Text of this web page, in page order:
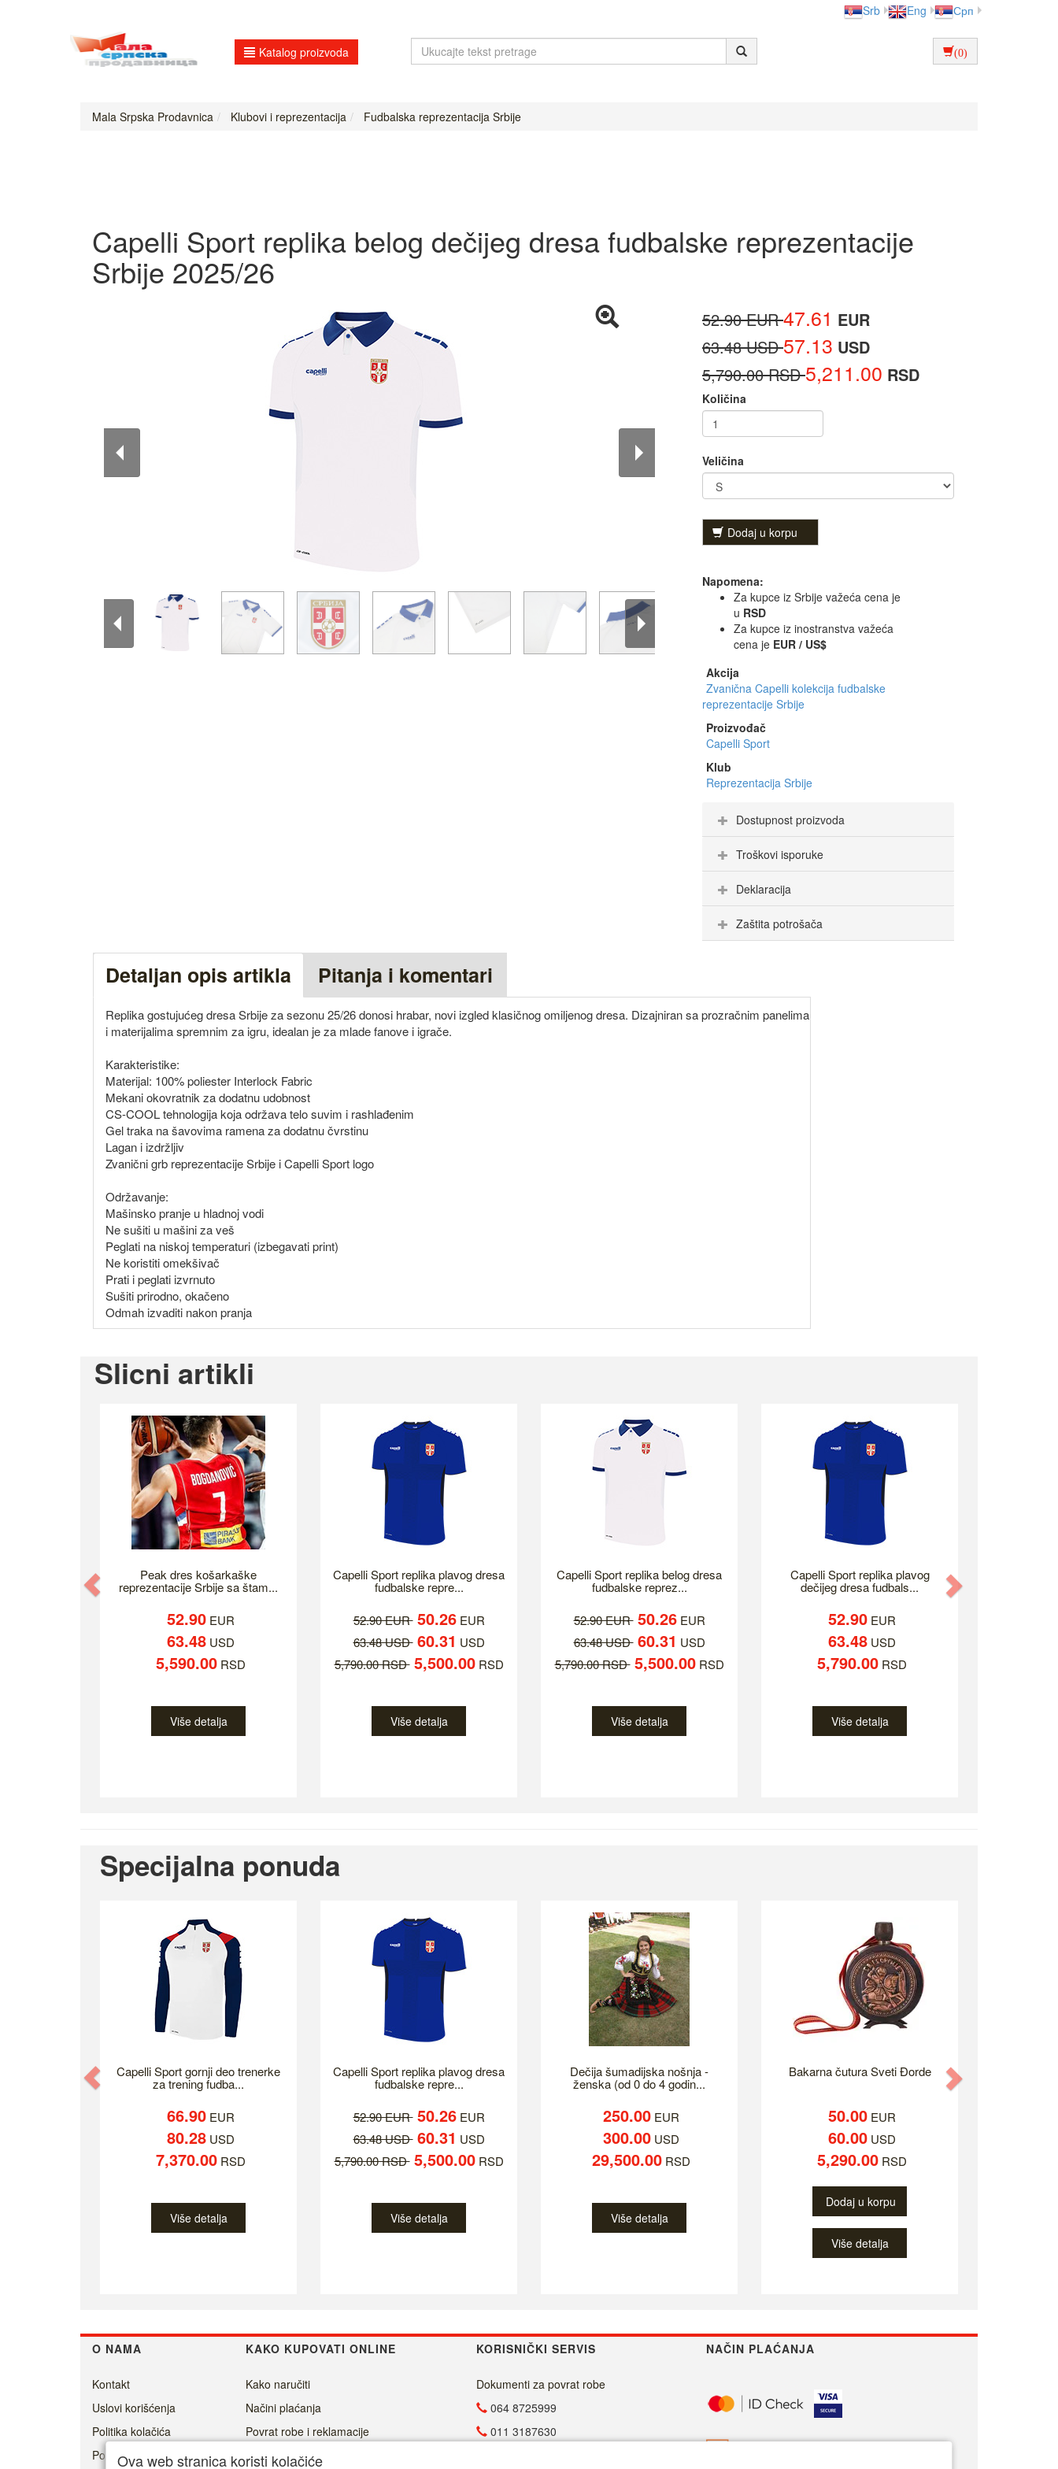
Srb Eng Срп
Katalog proizvoda (0)
Mala Srpska Prodavnica Klubovi i reprezentacija Fudbalska reprezentacija Srbije
Capelli Sport replika belog dečijeg dresa fudbalske reprezentacije
Srbije 2025/26
52.90 EUR47.61 EUR
63.48 USD57.13 USD
5,790.00 RSD5,211.00 RSD
Količina
Veličina
Dodaj u korpu
Napomena:
Za kupce iz Srbije važeća cena je
u RSD
Za kupce iz inostranstva važeća
cena je EUR / US$
Akcija
Zvanična Capelli kolekcija fudbalske
reprezentacije Srbije
Proizvođač
Capelli Sport
Klub
Reprezentacija Srbije
Dostupnost proizvoda
Troškovi isporuke
Deklaracija
Zaštita potrošača
Detaljan opis artikla Pitanja i komentari
Replika gostujućeg dresa Srbije za sezonu 25/26 donosi hrabar, novi izgled klasičnog omiljenog dresa. Dizajniran sa prozračnim panelima
i materijalima spremnim za igru, idealan je za mlade fanove i igrače.
Karakteristike:
Materijal: 100% poliester Interlock Fabric
Mekani okovratnik za dodatnu udobnost
CS-COOL tehnologija koja održava telo suvim i rashlađenim
Gel traka na šavovima ramena za dodatnu čvrstinu
Lagan i izdržljiv
Zvanični grb reprezentacije Srbije i Capelli Sport logo
Održavanje:
Mašinsko pranje u hladnoj vodi
Ne sušiti u mašini za veš
Peglati na niskoj temperaturi (izbegavati print)
Ne koristiti omekšivač
Prati i peglati izvrnuto
Sušiti prirodno, okačeno
Odmah izvaditi nakon pranja
Slicni artikli
Peak dres košarkaške
reprezentacije Srbije sa štam...
52.90EUR
63.48USD
5,590.00RSD
Više detalja
Capelli Sport replika plavog dresa
fudbalske repre...
52.90 EUR 50.26EUR
63.48 USD 60.31 USD
5,790.00 RSD 5,500.00RSD
Više detalja
Capelli Sport replika belog dresa
fudbalske reprez...
52.90 EUR 50.26EUR
63.48 USD 60.31 USD
5,790.00 RSD 5,500.00RSD
Više detalja
Capelli Sport replika plavog
dečijeg dresa fudbals...
52.90EUR
63.48USD
5,790.00RSD
Više detalja
Previous
Specijalna ponuda
Capelli Sport gornji deo trenerke
za trening fudba...
66.90EUR
80.28USD
7,370.00RSD
Više detalja
Capelli Sport replika plavog dresa
fudbalske repre...
52.90 EUR 50.26EUR
63.48 USD 60.31 USD
5,790.00 RSD 5,500.00RSD
Više detalja
Dečija šumadijska nošnja -
ženska (od 0 do 4 godin...
250.00 EUR
300.00 USD
29,500.00 RSD
Više detalja
Bakarna čutura Sveti Đorde
50.00EUR
60.00USD
5,290.00RSD
Dodaj u korpu
Više detalja
Previous
O NAMA KAKO KUPOVATI ONLINE KORISNIČKI SERVIS NAČIN PLAĆANJA
Kontakt
Uslovi korišćenja
Politika kolačića
Politika privatnosti
Kako naručiti
Načini plaćanja
Povrat robe i reklamacije
Isporuka
Dokumenti za povrat robe
064 8725999
011 3187630
Ova web stranica koristi kolačiće